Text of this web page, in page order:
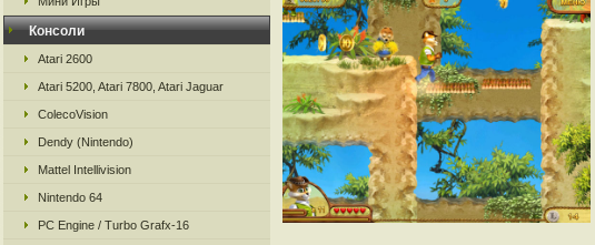
Консоли
Atari 2600
Atari 5200, Atari 7800, Atari Jaguar
ColecoVision
Dendy (Nintendo)
Mattel Intellivision
Nintendo 64
PC Engine / Turbo Grafx-16